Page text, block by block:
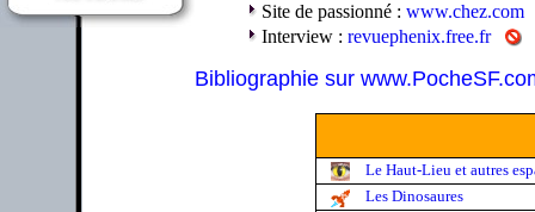
Site de passionné : www.chez.com
Interview : revuephenix.free.fr
Bibliographie sur
Le Haut-Lieu et autres
Les Dinosaures